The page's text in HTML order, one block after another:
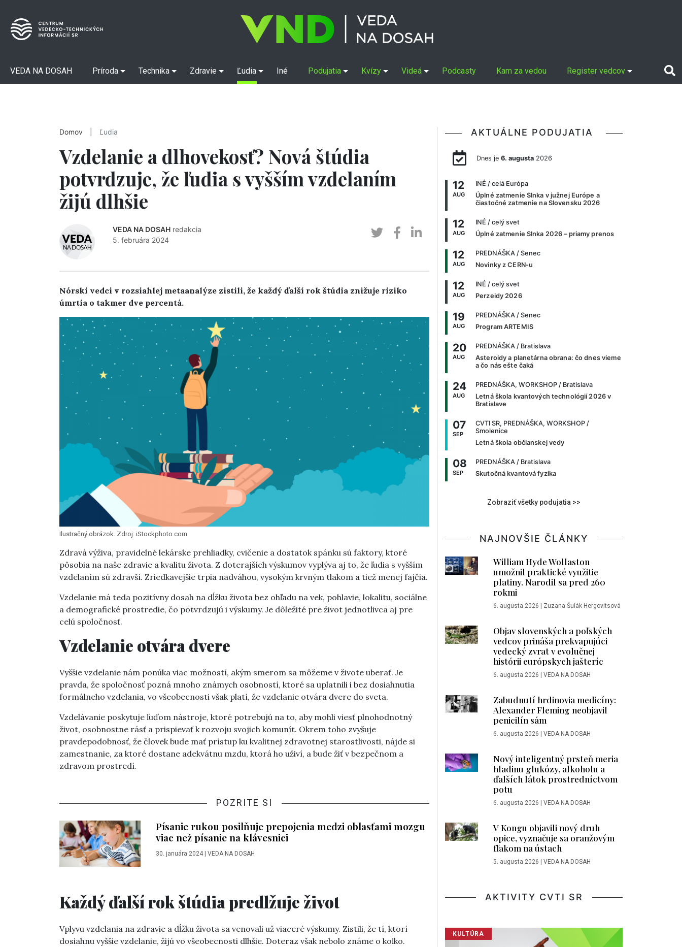
VEDA NA DOSAH Príroda Technika Zdravie Ľudia Iné Podujatia Kvízy Videá Podcasty Kam za vedou Register vedcov
Domov Ľudia
Vzdelanie a dlhovekosť? Nová štúdia
potvrdzuje, že ľudia s vyšším vzdelaním
žijú dlhšie
VEDA NA DOSAH redakcia
5. februára 2024
Nórski vedci v rozsiahlej metaanalýze zistili, že každý ďalší rok štúdia znižuje riziko
úmrtia o takmer dve percentá.
Ilustračný obrázok. Zdroj: iStockphoto.com
Zdravá výživa, pravidelné lekárske prehliadky, cvičenie a dostatok spánku sú faktory, ktoré
pôsobia na naše zdravie a kvalitu života. Z doterajších výskumov vyplýva aj to, že ľudia s vyšším
vzdelaním sú zdravší. Zriedkavejšie trpia nadváhou, vysokým krvným tlakom a tiež menej fajčia.
Vzdelanie má teda pozitívny dosah na dĺžku života bez ohľadu na vek, pohlavie, lokalitu, sociálne
a demografické prostredie, čo potvrdzujú i výskumy. Je dôležité pre život jednotlivca aj pre
celú spoločnosť.
Vzdelanie otvára dvere
Vyššie vzdelanie nám ponúka viac možností, akým smerom sa môžeme v živote uberať. Je
pravda, že spoločnosť pozná mnoho známych osobností, ktoré sa uplatnili i bez dosiahnutia
formálneho vzdelania, vo všeobecnosti však platí, že vzdelanie otvára dvere do sveta.
Vzdelávanie poskytuje ľuďom nástroje, ktoré potrebujú na to, aby mohli viesť plnohodnotný
život, osobnostne rásť a prispievať k rozvoju svojich komunít. Okrem toho zvyšuje
pravdepodobnosť, že človek bude mať prístup ku kvalitnej zdravotnej starostlivosti, nájde si
zamestnanie, za ktoré dostane adekvátnu mzdu, ktorá ho uživí, a bude žiť v bezpečnom a
zdravom prostredí.
POZRITE SI
Písanie rukou posilňuje prepojenia medzi oblasťami mozgu
viac než písanie na klávesnici
30. januára 2024| VEDA NA DOSAH
Každý ďalší rok štúdia predlžuje život
Vplyvu vzdelania na zdravie a dĺžku života sa venovali už viaceré výskumy. Zistili, že tí, ktorí
dosiahnu vyššie vzdelanie, žijú vo všeobecnosti dlhšie. Doteraz však nebolo známe o koľko.
AKTUÁLNE PODUJATIA
Dnes je 6. augusta2026
12
AUG
INÉ / celá Európa
Úplné zatmenie Slnka v južnej Európe a
čiastočné zatmenie na Slovensku 2026
12
AUG
INÉ / celý svet
Úplné zatmenie Slnka 2026 – priamy prenos
12
AUG
PREDNÁŠKA / Senec
Novinky z CERN-u
12
AUG
INÉ / celý svet
Perzeidy 2026
19
AUG
PREDNÁŠKA / Senec
Program ARTEMIS
20
AUG
PREDNÁŠKA / Bratislava
Asteroidy a planetárna obrana: čo dnes vieme
a čo nás ešte čaká
24
AUG
PREDNÁŠKA, WORKSHOP / Bratislava
Letná škola kvantových technológií 2026 v
Bratislave
07
SEP
CVTI SR, PREDNÁŠKA, WORKSHOP /
Smolenice
Letná škola občianskej vedy
08
SEP
PREDNÁŠKA / Bratislava
Skutočná kvantová fyzika
Zobraziť všetky podujatia >>
NAJNOVŠIE ČLÁNKY
William Hyde Wollaston
umožnil praktické využitie
platiny. Narodil sa pred 260
rokmi
6. augusta 2026 | Zuzana Šulák Hergovitsová
Objav slovenských a poľských
vedcov prináša prekvapujúci
vedecký zvrat v evolučnej
histórii európskych jašteríc
6. augusta 2026 | VEDA NA DOSAH
Zabudnutí hrdinovia medicíny:
Alexander Fleming neobjavil
penicilín sám
6. augusta 2026 | VEDA NA DOSAH
Nový inteligentný prsteň meria
hladinu glukózy, alkoholu a
ďalších látok prostredníctvom
potu
6. augusta 2026 | VEDA NA DOSAH
V Kongu objavili nový druh
opice, vyznačuje sa oranžovým
fľakom na ústach
5. augusta 2026 | VEDA NA DOSAH
AKTIVITY CVTI SR
KULTÚRA